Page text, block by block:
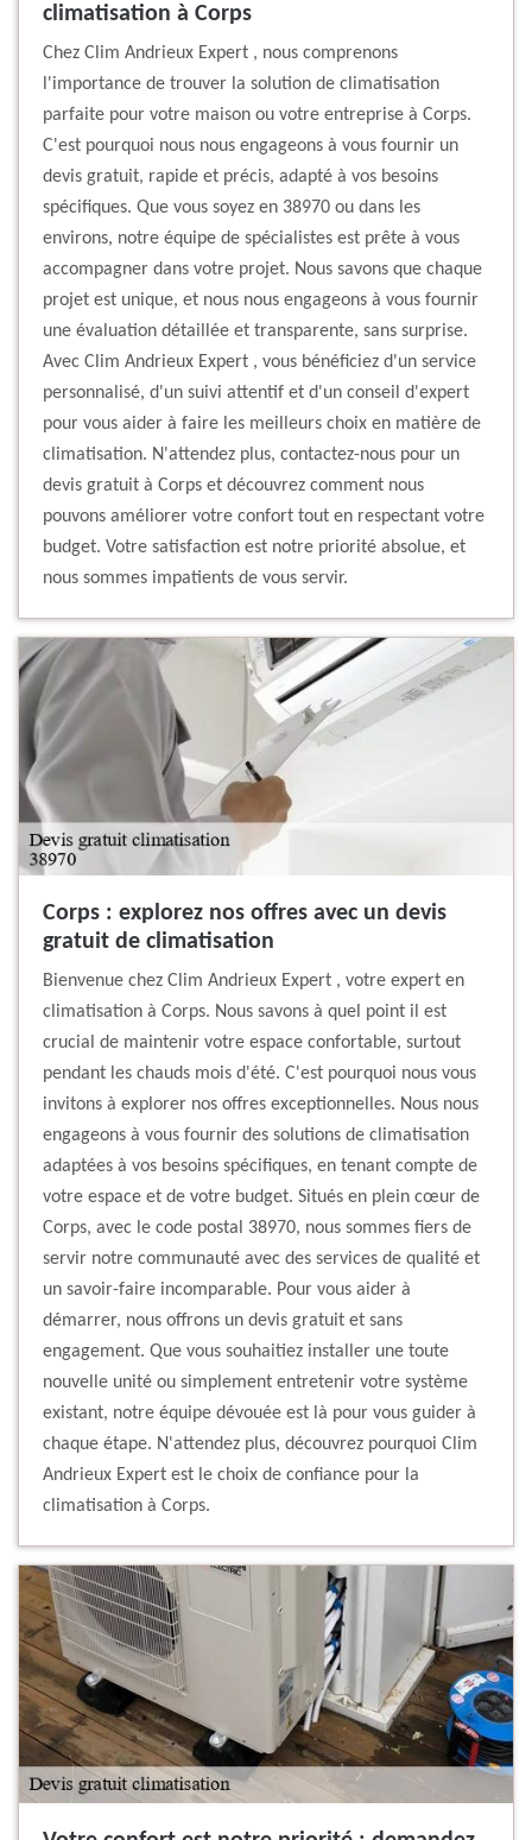
climatisation à Corps
Chez Clim Andrieux Expert , nous comprenons
l'importance de trouver la solution de climatisation
parfaite pour votre maison ou votre entreprise à Corps.
C'est pourquoi nous nous engageons à vous fournir un
devis gratuit, rapide et précis, adapté à vos besoins
spécifiques. Que vous soyez en 38970 ou dans les
environs, notre équipe de spécialistes est prête à vous
accompagner dans votre projet. Nous savons que chaque
projet est unique, et nous nous engageons à vous fournir
une évaluation détaillée et transparente, sans surprise.
Avec Clim Andrieux Expert , vous bénéficiez d'un service
personnalisé, d'un suivi attentif et d'un conseil d'expert
pour vous aider à faire les meilleurs choix en matière de
climatisation. N'attendez plus, contactez-nous pour un
devis gratuit à Corps et découvrez comment nous
pouvons améliorer votre confort tout en respectant votre
budget. Votre satisfaction est notre priorité absolue, et
nous sommes impatients de vous servir.
Corps : explorez nos offres avec un devis
gratuit de climatisation
Bienvenue chez Clim Andrieux Expert , votre expert en
climatisation à Corps. Nous savons à quel point il est
crucial de maintenir votre espace confortable, surtout
pendant les chauds mois d'été. C'est pourquoi nous vous
invitons à explorer nos offres exceptionnelles. Nous nous
engageons à vous fournir des solutions de climatisation
adaptées à vos besoins spécifiques, en tenant compte de
votre espace et de votre budget. Situés en plein cœur de
Corps, avec le code postal 38970, nous sommes fiers de
servir notre communauté avec des services de qualité et
un savoir-faire incomparable. Pour vous aider à
démarrer, nous offrons un devis gratuit et sans
engagement. Que vous souhaitiez installer une toute
nouvelle unité ou simplement entretenir votre système
existant, notre équipe dévouée est là pour vous guider à
chaque étape. N'attendez plus, découvrez pourquoi Clim
Andrieux Expert est le choix de confiance pour la
climatisation à Corps.